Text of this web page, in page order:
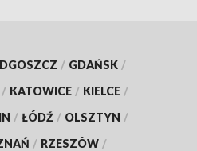
/ GDAŃSK /
/ KATOWICE / KIELCE /
/ ŁÓDŹ / OLSZTYN /
/ RZESZÓW /